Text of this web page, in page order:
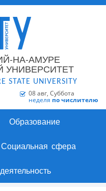
НА-АМУРЕ
УНИВЕРСИТЕТ
STATE UNIVERSITY
08 авг, Суббота
неделя по числителю
Образование
Социальная сфера